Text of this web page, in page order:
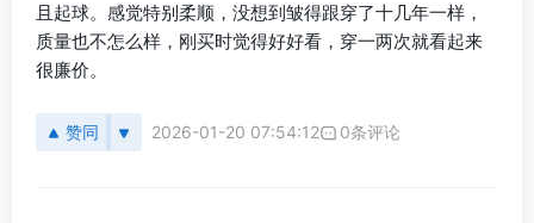
且起球。感觉特别柔顺，没想到皱得跟穿了十几年一样，
质量也不怎么样，刚买时觉得好好看，穿一两次就看起来
很廉价。
赞同 2026-01-20 07:54:12 0条评论